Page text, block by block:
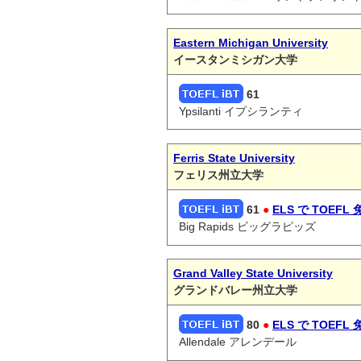
Eastern Michigan University
イースタンミシガン大学
61
Ypsilanti イプシランティ
Ferris State University
フェリス州立大学
61 ● ELS で TOEFL
Big Rapids ビッグラピッズ
Grand Valley State University
グランドバレー州立大学
80 ● ELS で TOEFL
Allendale アレンデール